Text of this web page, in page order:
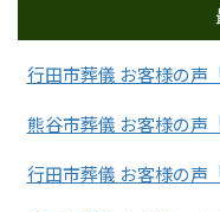
行田市葬儀 お客様の声
熊谷市葬儀 お客様の声
行田市葬儀 お客様の声